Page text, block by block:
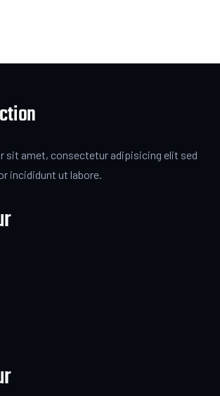
sit amet, consectetur adipisicing elit sed
incididunt ut labore.